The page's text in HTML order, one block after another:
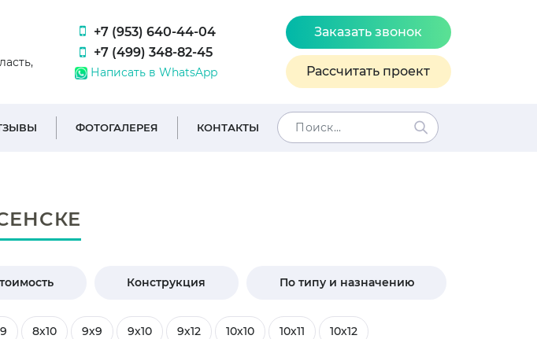
+7 (953) 640-44-04
+7 (499) 348-82-45
Написать в WhatsApp
Заказать звонок
Рассчитать проект
ФОТОГАЛЕРЕЯ КОНТАКТЫ
Конструкция По типу и назначению
8х10 9х9 9х10 9х12 10х10 10х11 10х12